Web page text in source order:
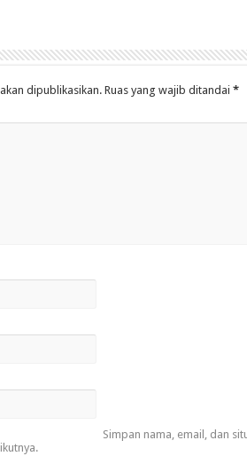
dipublikasikan. Ruas yang wajib ditandai *
Simpan nama, email, dan